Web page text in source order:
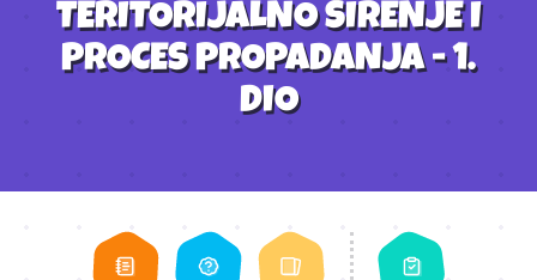
TERITORIJALNO ŠIRENJE I
PROCES PROPADANJA - 1.
DIO
Aktivnosti lekcije